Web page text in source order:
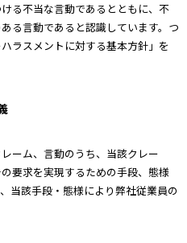
る不当な言動であるとともに、不
る言動であると認識しています。つ
ラスメントに対する基本方針」を
ーム、言動のうち、当該クレー
要求を実現するための手段、態様
当該手段・態様により弊社従業員の